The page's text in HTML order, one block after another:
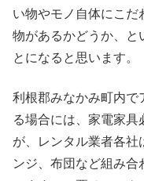
い物やモノ自体にこだ
物があるかどうか、と
とになると思います。
利根郡みなかみ町内で
る場合には、家電家
が、レンタル業者各社
ンジ、布団など組み合